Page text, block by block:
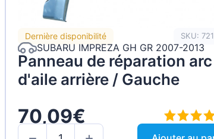
Dernière disponibilité SKU:
SUBARU IMPREZA GH GR 2007-2013
Panneau de réparation arc
d'aile arrière / Gauche
70,09€